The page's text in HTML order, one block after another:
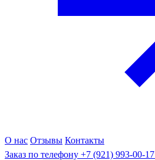
О нас Отзывы Контакты
Заказ по телефону +7 (921) 993-00-17